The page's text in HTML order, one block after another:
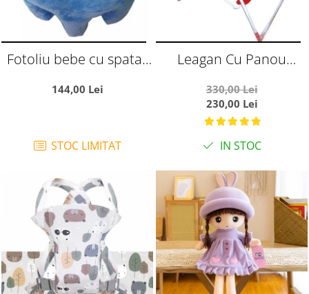
Fotoliu bebe cu spatar
din plus
144,00 Lei
STOC LIMITAT
Leagan Cu Panou
Ratusca rosu
330,00 Lei
230,00 Lei
IN STOC